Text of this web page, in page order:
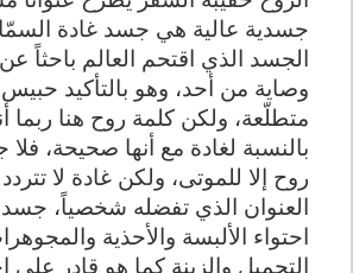
جسدية عالية هي جسد غادة
الجسد الذي اقتحم العالم باحثاً
وصاية من أحد، وهو بالتأكيد
متطلّعة، ولكن كلمة روح هنا ربما
بالنسبة لغادة مع أنها صحيحة،
روح إلا للموتى، ولكن غادة لا
العنوان الذي تفضله شخصياً،
احتواء الألبسة والأحذية
التجميل والزينة كما هو قادر على